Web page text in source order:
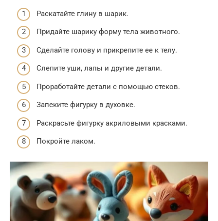
Раскатайте глину в шарик.
Придайте шарику форму тела животного.
Сделайте голову и прикрепите ее к телу.
Слепите уши, лапы и другие детали.
Проработайте детали с помощью стеков.
Запеките фигурку в духовке.
Раскрасьте фигурку акриловыми красками.
Покройте лаком.